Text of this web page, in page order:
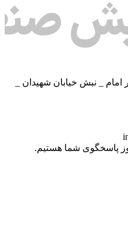
امام _ نبش خیابان شهیدان _